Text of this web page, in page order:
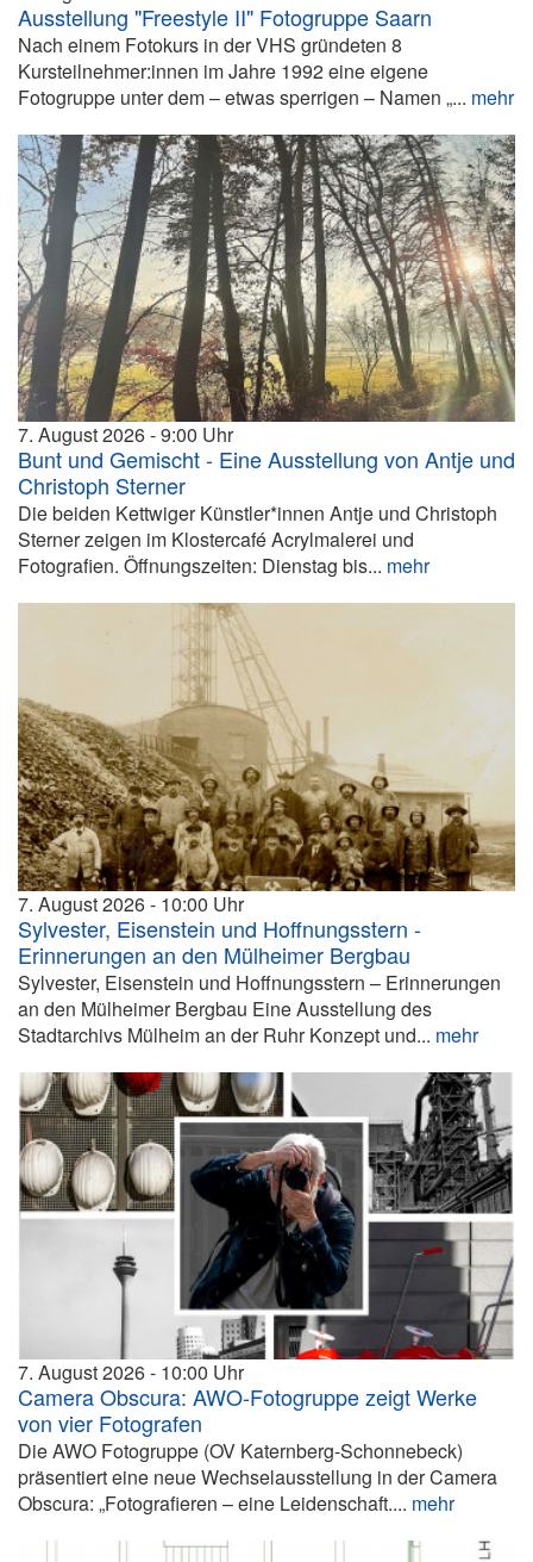
Ausstellung "Freestyle II" Fotogruppe Saarn
Nach einem Fotokurs in der VHS gründeten 8
Kursteilnehmer:innen im Jahre 1992 eine eigene
Fotogruppe unter dem – etwas sperrigen – Namen „... mehr
7. August 2026 9:00
Bunt und Gemischt - Eine Ausstellung von Antje und
Christoph Sterner
Die beiden Kettwiger Künstler*innen Antje und Christoph
Sterner zeigen im Klostercafé Acrylmalerei und
Fotografien. Öffnungszeiten: Dienstag bis... mehr
7. August 2026 10:00
Sylvester, Eisenstein und Hoffnungsstern -
Erinnerungen an den Mülheimer Bergbau
Sylvester, Eisenstein und Hoffnungsstern – Erinnerungen
an den Mülheimer Bergbau Eine Ausstellung des
Stadtarchivs Mülheim an der Ruhr Konzept und... mehr
7. August 2026 10:00
Camera Obscura: AWO-Fotogruppe zeigt Werke
von vier Fotografen
Die AWO Fotogruppe (OV Katernberg-Schonnebeck)
präsentiert eine neue Wechselausstellung in der Camera
Obscura: „Fotografieren – eine Leidenschaft.... mehr